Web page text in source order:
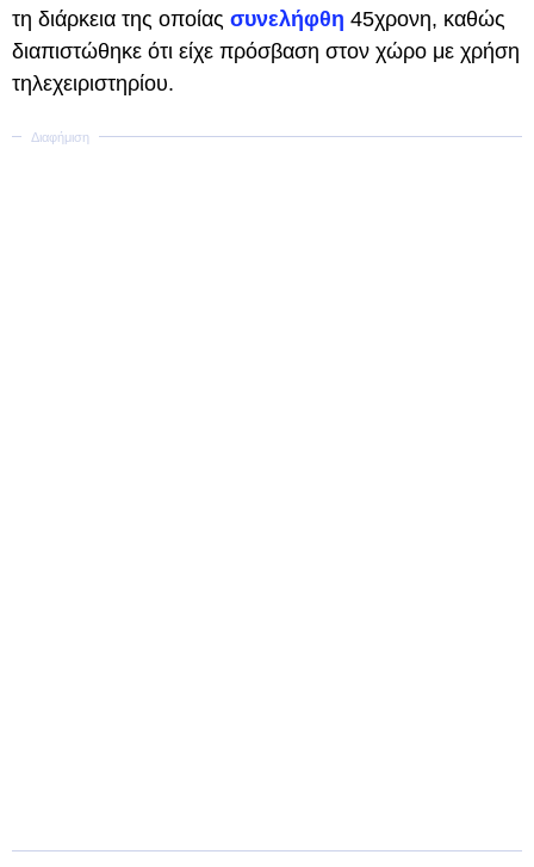
τη διάρκεια της οποίας συνελήφθη 45χρονη, καθώς
διαπιστώθηκε ότι είχε πρόσβαση στον χώρο με χρήση
τηλεχειριστηρίου.